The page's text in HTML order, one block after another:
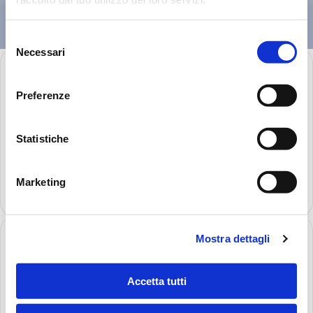
delNecessari
Preferenze
Statistiche
Marketing
Mostra dettagli
Accetta tutti
plus
LVA – LVU